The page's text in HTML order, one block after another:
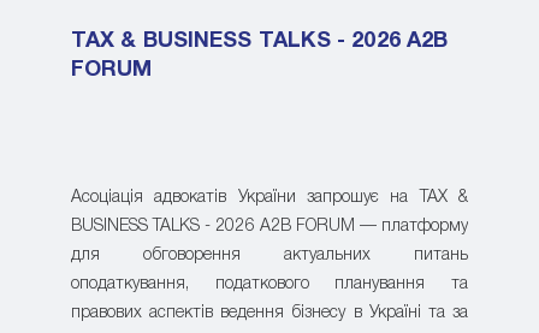
TAX & BUSINESS TALKS - 2026 A2B
FORUM
Асоціація адвокатів України запрошує на TAX &
BUSINESS TALKS - 2026 A2B FORUM — платформу
для обговорення актуальних питань
оподаткування, податкового планування та
правових аспектів ведення бізнесу в Україні та за